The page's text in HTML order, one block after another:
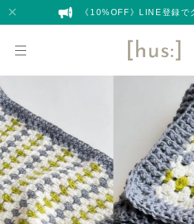
《10%OFF》LINE登録で